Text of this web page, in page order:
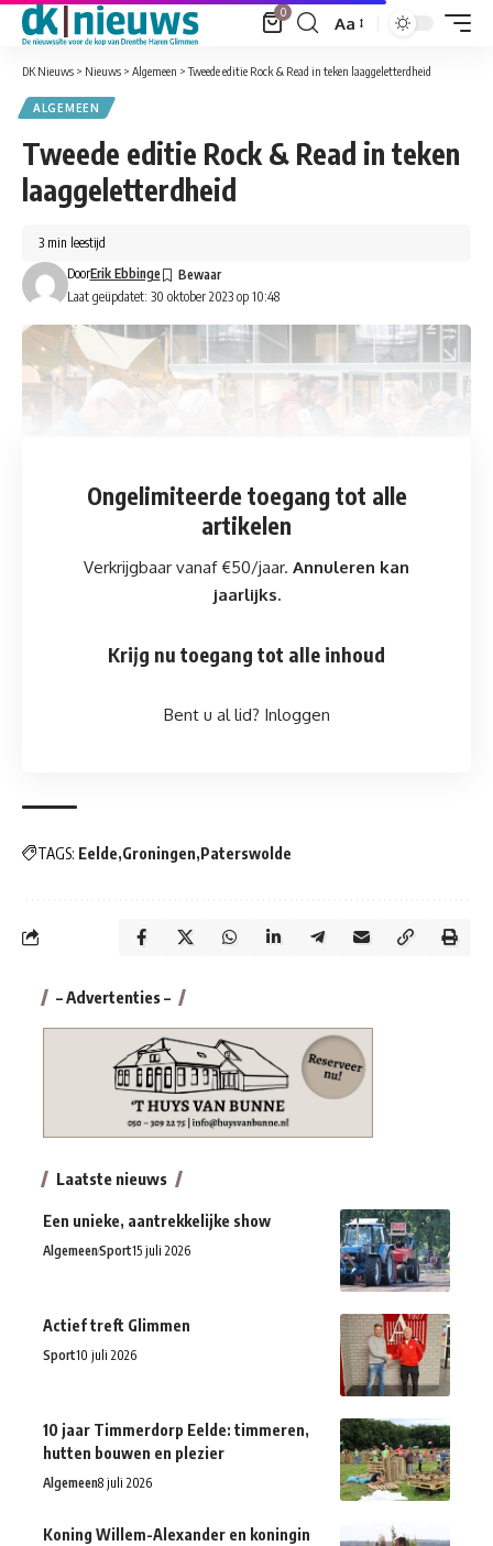
0
Font
Resizer
Aa
DK Nieuws > Nieuws > Algemeen >Tweede editie Rock & Read in teken laaggeletterdheid
ALGEMEEN
Tweede editie Rock & Read in teken
laaggeletterdheid
Laat geüpdatet: 30 oktober 2023 op 10:48
DoorErik Ebbinge
3 min leestijd
Ongelimiteerde toegangtot alle
artikelen
Verkrijgbaar vanaf €50/jaar. Annuleren kan
jaarlijks.
Krijg nu toegang tot alle inhoud
Bent u al lid? Inloggen
TAGS: Eelde Groningen Paterswolde
– Advertenties –
Laatste nieuws
Een unieke, aantrekkelijke show
AlgemeenSport15 juli 2026
Actief treft Glimmen
Sport10 juli 2026
10 jaar Timmerdorp Eelde: timmeren,
hutten bouwen en plezier
Algemeen8 juli 2026
Koning Willem-Alexander en koningin